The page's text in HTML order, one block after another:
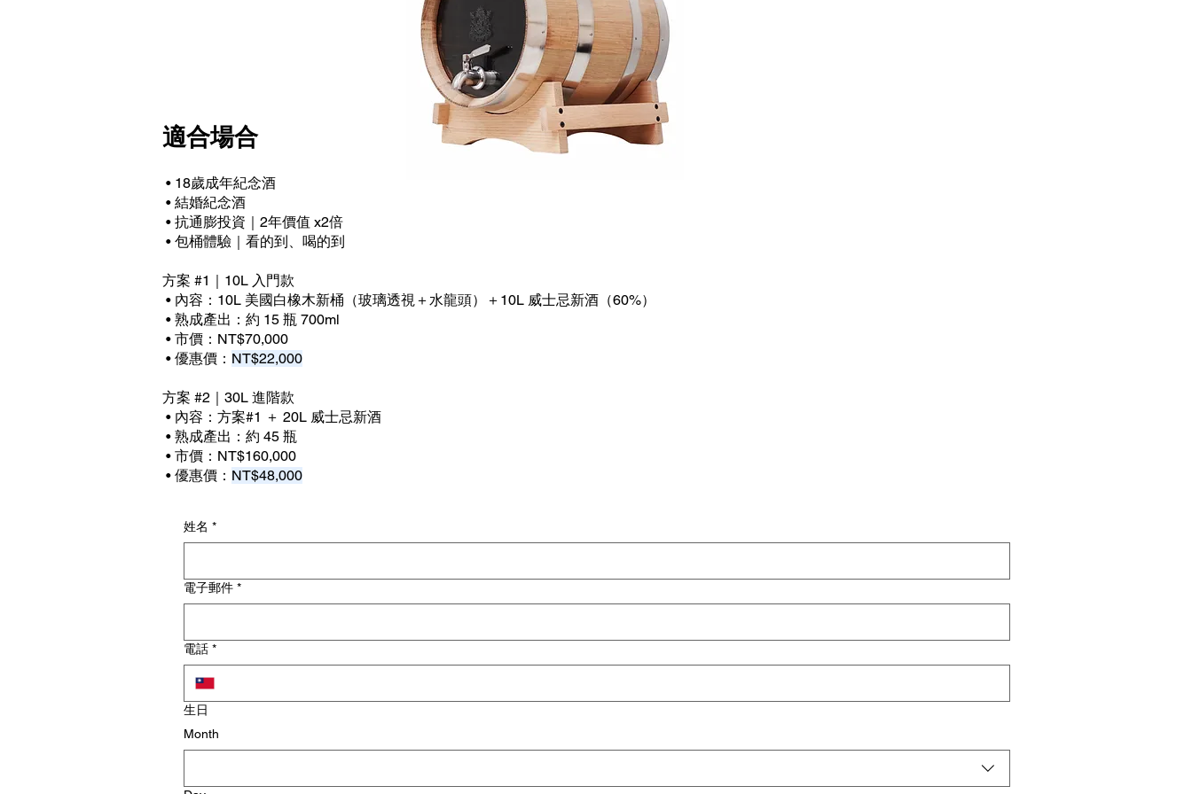
適合場合
• 18歲成年紀念酒
• 結婚紀念酒
• 抗通膨投資｜2年價值 x2倍
• 包桶體驗｜看的到、喝的到
方案 #1｜10L 入門款
• 內容：10L 美國白橡木新桶（玻璃透視＋水龍頭）＋10L 威士忌新酒（60%）
• 熟成產出：約 15 瓶 700ml
• 市價：NT$70,000
• 優惠價： NT$22,000
方案 #2｜30L 進階款
• 內容：方案#1 ＋ 20L 威士忌新酒
• 熟成產出：約 45 瓶
• 市價：NT$160,000
• 優惠價： NT$48,000
姓名 *
電子郵件 *
電話 *
生日
Month